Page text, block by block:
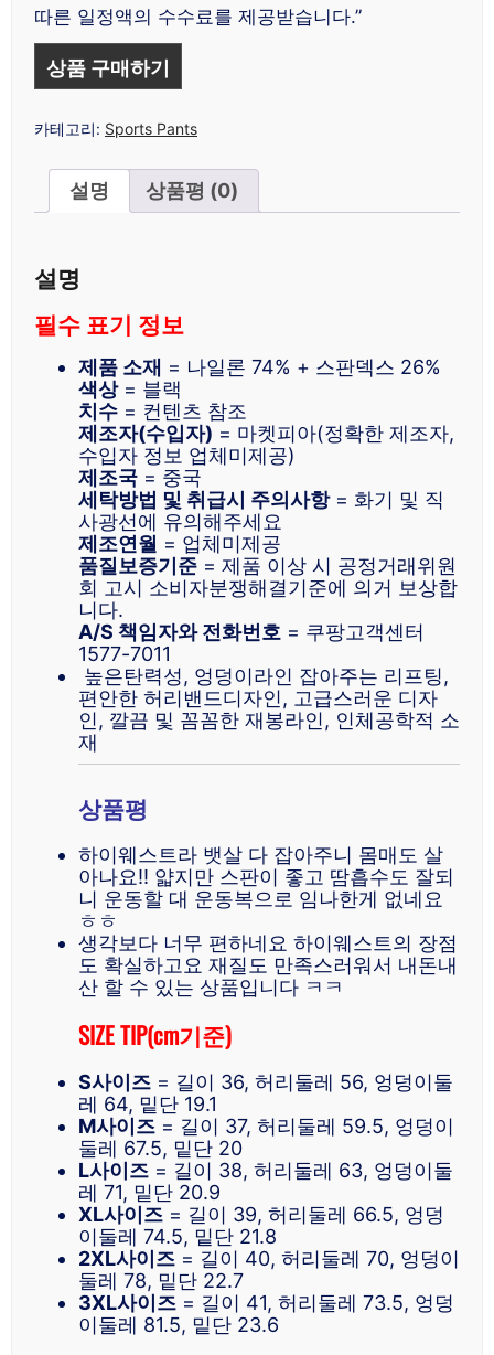
따른 일정액의 수수료를 제공받습니다.”
상품 구매하기
카테고리: Sports Pants
설명 상품평 (0)
설명
필수 표기 정보
제품 소재 = 나일론 74% + 스판덱스 26%
색상= 블랙
치수 = 컨텐츠 참조
제조자(수입자) = 마켓피아(정확한 제조자,
수입자 정보 업체미제공)
제조국 = 중국
세탁방법 및 취급시 주의사항= 화기 및 직
사광선에 유의해주세요
제조연월 = 업체미제공
품질보증기준 = 제품 이상 시 공정거래위원
회 고시 소비자분쟁해결기준에 의거 보상합
니다.
A/S 책임자와 전화번호 = 쿠팡고객센터
1577-7011
높은탄력성, 엉덩이라인 잡아주는 리프팅,
편안한 허리밴드디자인, 고급스러운 디자
인, 깔끔 및 꼼꼼한 재봉라인, 인체공학적 소
재
상품평
하이웨스트라 뱃살 다 잡아주니 몸매도 살
아나요!! 얇지만 스판이 좋고 땀흡수도 잘되
니 운동할 대 운동복으로 임나한게 없네요
ㅎㅎ
생각보다 너무 편하네요 하이웨스트의 장점
도 확실하고요 재질도 만족스러워서 내돈내
산 할 수 있는 상품입니다 ㅋㅋ
SIZE TIP(cm기준)
S사이즈 = 길이 36, 허리둘레 56, 엉덩이둘
레 64, 밑단 19.1
M사이즈 = 길이 37, 허리둘레 59.5, 엉덩이
둘레 67.5, 밑단 20
L사이즈 = 길이 38, 허리둘레 63, 엉덩이둘
레 71, 밑단 20.9
XL사이즈 = 길이 39, 허리둘레 66.5, 엉덩
이둘레 74.5, 밑단 21.8
2XL사이즈 = 길이 40, 허리둘레 70, 엉덩이
둘레 78, 밑단 22.7
3XL사이즈 = 길이 41, 허리둘레 73.5, 엉덩
이둘레 81.5, 밑단 23.6